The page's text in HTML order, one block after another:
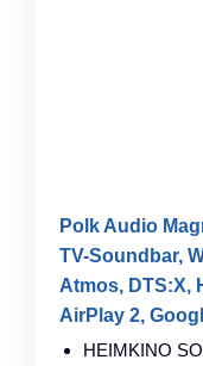
Polk Audio
TV-Soundbar,
Atmos, DTS:X,
AirPlay 2,
HEIMKINO